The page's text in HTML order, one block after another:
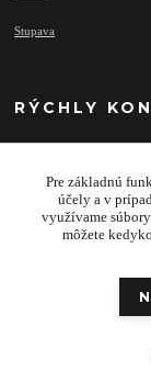
Stupava
RÝCHLY
Pre základnú
účely a v
využívame
môžete